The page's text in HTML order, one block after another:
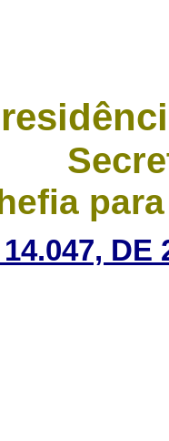
14.047, DE